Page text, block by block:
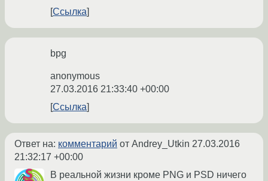
Ссылка
bpg
anonymous
27.03.2016 21:33:40 +00:00
Ссылка
Ответ на: комментарий от Andrey_Utkin 27.03.2016
21:32:17 +00:00
В реальной жизни кроме PNG и PSD ничего